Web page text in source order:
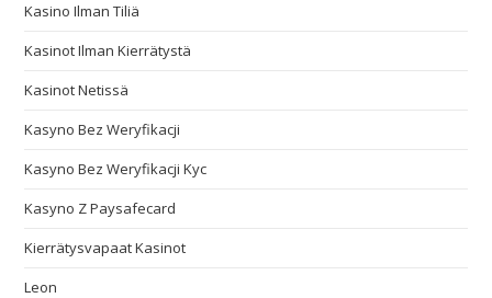
Kasino Ilman Tiliä
Kasinot Ilman Kierrätystä
Kasinot Netissä
Kasyno Bez Weryfikacji
Kasyno Bez Weryfikacji Kyc
Kasyno Z Paysafecard
Kierrätysvapaat Kasinot
Leon